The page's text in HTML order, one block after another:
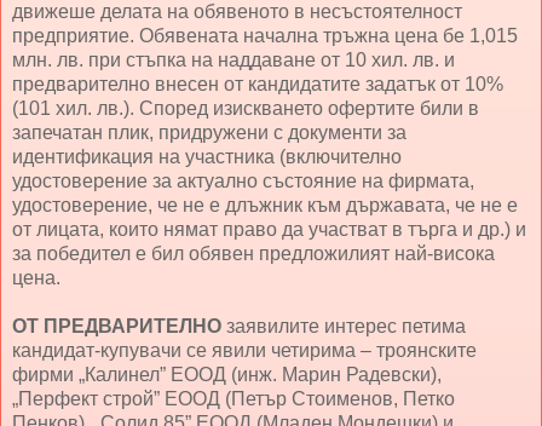
движеше делата на обявеното в несъстоятелност
предприятие. Обявената начална тръжна цена бе 1,015
млн. лв. при стъпка на наддаване от 10 хил. лв. и
предварително внесен от кандидатите задатък от 10%
(101 хил. лв.). Според изискването офертите били в
запечатан плик, придружени с документи за
идентификация на участника (включително
удостоверение за актуално състояние на фирмата,
удостоверение, че не е длъжник към държавата, че не е
от лицата, които нямат право да участват в търга и др.) и
за победител е бил обявен предложилият най-висока
цена.
ОТ ПРЕДВАРИТЕЛНО заявилите интерес петима
кандидат-купувачи се явили четирима – троянските
фирми „Калинел” ЕООД (инж. Марин Радевски),
„Перфект строй” ЕООД (Петър Стоименов, Петко